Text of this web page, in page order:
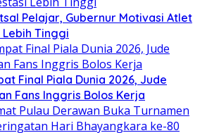
Pelajar, Gubernur Motivasi Atlet
Lebih Tinggi
Final Piala Dunia 2026, Jude
Fans Inggris Bolos Kerja